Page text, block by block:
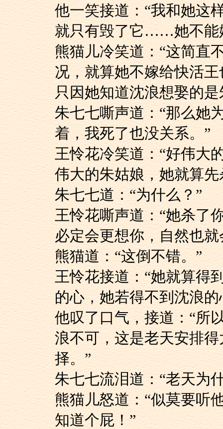
他一笑接道：“我和她
就只有毁了它……她不能
熊猫儿冷笑道：“这简
况，就算她不嫁给快活
只因她知道沈浪想娶的
朱七七嘶声道：“那
着，我死了也没关系。”
王怜花冷笑道：“好伟
伟大的朱姑娘，她就算
朱七七道：“为什么？”
王怜花嘶声道：“她杀
必定会更想你，自然也
熊猫道：“这倒不错。”
王怜花接道：“她就算
的心，她若得不到沈浪
他叹了口气，接道：“
浪不可，这是老天安排
择。”
朱七七流泪道：“老
熊猫儿怒道：“似莫要
知道个屁！”